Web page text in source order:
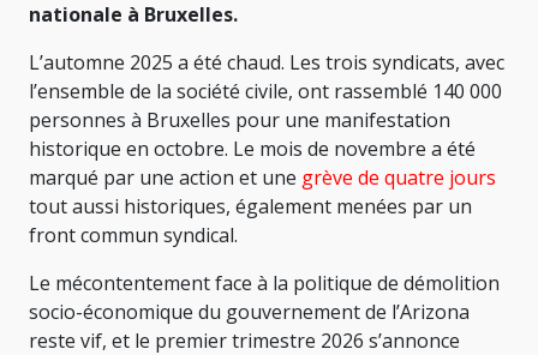
nationale à Bruxelles.
L’automne 2025 a été chaud. Les trois syndicats, avec
l’ensemble de la société civile, ont rassemblé 140 000
personnes à Bruxelles pour une manifestation
historique en octobre. Le mois de novembre a été
marqué par une action et une grève de quatre jours
tout aussi historiques, également menées par un
front commun syndical.
Le mécontentement face à la politique de démolition
socio-économique du gouvernement de l’Arizona
reste vif, et le premier trimestre 2026 s’annonce